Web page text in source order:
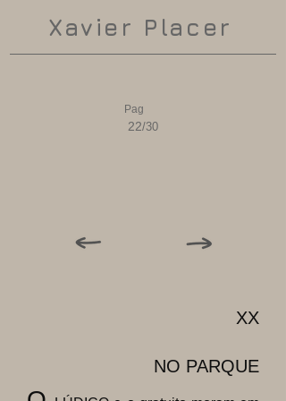
Xavier Placer
XX
NO PARQUE
Pag
22/30